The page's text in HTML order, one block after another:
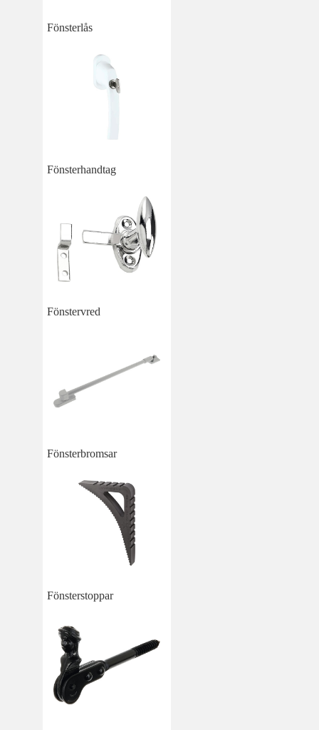
Fönsterlås
Fönsterhandtag
Fönstervred
Fönsterbromsar
Fönsterstoppar